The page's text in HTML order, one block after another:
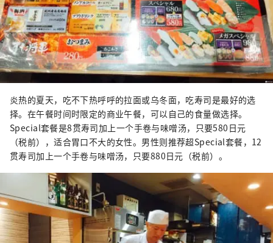
炎热的夏天，吃不下热呼呼的拉面或乌冬面，吃寿司是最好的选
择。在午餐时间时限定的商业午餐，可以自己的食量做选择。
Special套餐是8贯寿司加上一个手卷与味噌汤，只要580日元
（税前），适合胃口不大的女性。男性则推荐超Special套餐，12
贯寿司加上一个手卷与味噌汤，只要880日元（税前）。